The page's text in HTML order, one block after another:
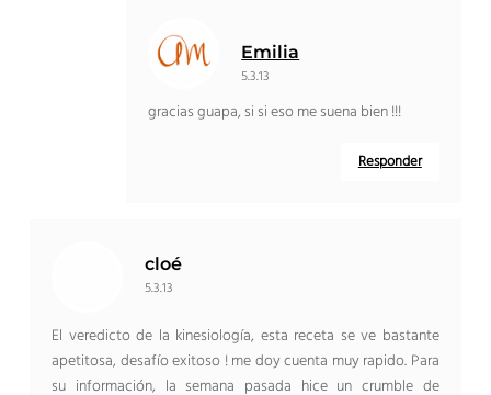
Emilia
5.3.13
gracias guapa, si si eso me suena bien !!!
Responder
cloé
5.3.13
El veredicto de la kinesiología, esta receta se ve bastante
apetitosa, desafío exitoso ! me doy cuenta muy rapido. Para
su información, la semana pasada hice un crumble de